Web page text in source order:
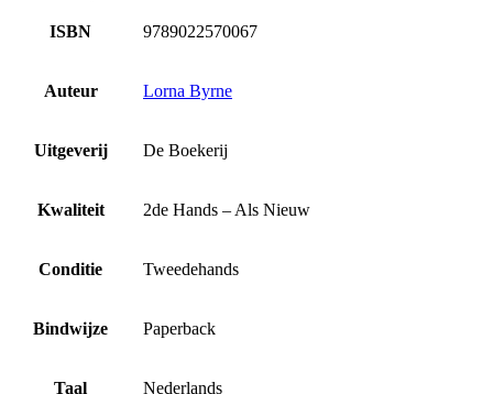
ISBN 9789022570067
Auteur Lorna Byrne
Uitgeverij De Boekerij
Kwaliteit 2de Hands – Als Nieuw
Conditie Tweedehands
Bindwijze Paperback
Taal Nederlands